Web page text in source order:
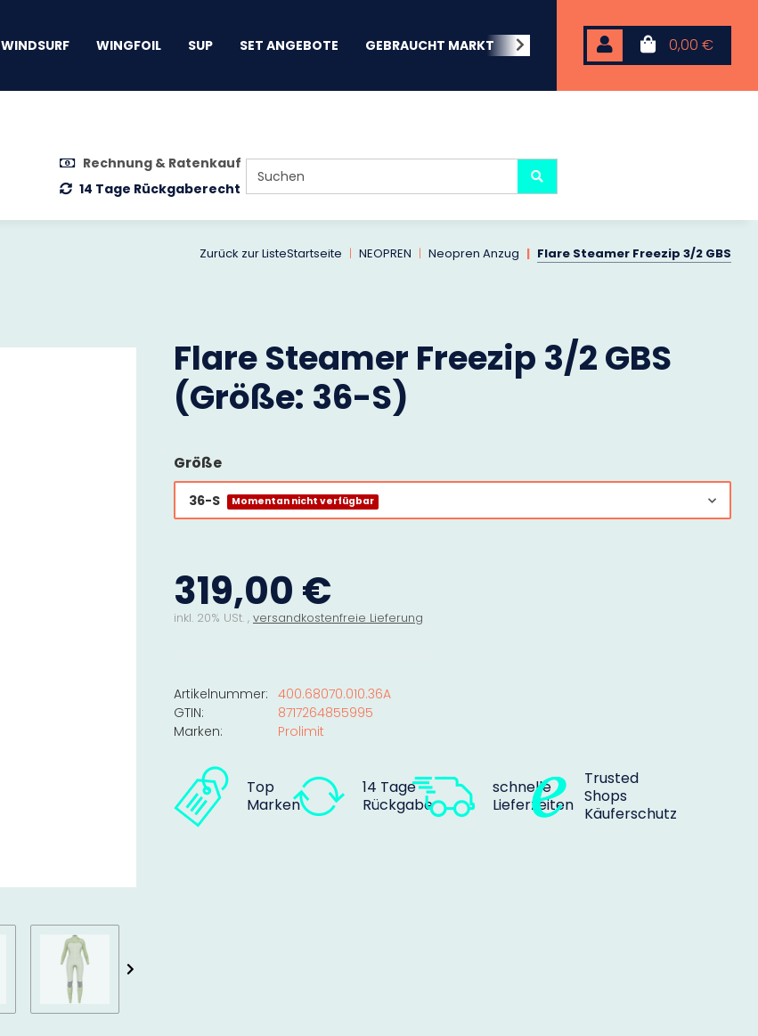
0,00 €
WINDSURF WINGFOIL SUP SET ANGEBOTE GEBRAUCHT MARKT BEACHWEAR NEOPREN
Rechnung & Ratenkauf
14 Tage Rückgaberecht
Zurück zur ListeStartseite NEOPREN Neopren Anzug Flare Steamer Freezip 3/2 GBS
Flare Steamer Freezip 3/2 GBS
(Größe: 36-S)
Größe
36-S Momentan nicht verfügbar
319,00 €
inkl. 20% USt. , versandkostenfreie Lieferung
Artikelnummer: 400.68070.010.36A
GTIN:
8717264855995
Marken:
Prolimit
Top
Marken
14 Tage
Rückgabe
schnelle
Lieferzeiten
Trusted
Shops
Käuferschutz